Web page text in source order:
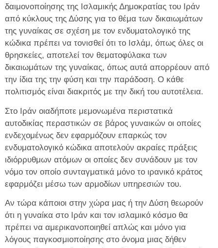
δαιμονοποίησης της Ισλαμικής Δημοκρατίας του Ιράν
από κύκλους της Δύσης για το θέμα των δικαιωμάτων
της γυναίκας σε σχέση με τον ενδυματολογικό της
κώδικα πρέπει να τονισθεί ότι το Ισλάμ, όπως όλες οι
θρησκείες, αποτελεί τον θεματοφύλακα των
δικαιωμάτων της γυναίκας, όπως αυτά απορρέουν από
την ίδια της την φύση και την παράδοση. Ο κάθε
πολιτισμός είναι διακριτός με την δική του αυτοτέλεια.
Στο Ιράν οιαδήποτε μεμονωμένα περιστατικά
αυτοδικίας περαστικών σε βάρος γυναικών οι οποίες
ενδεχομένως δεν εφαρμόζουν επαρκώς τον
ενδυματολογικό κώδικα αποτελούν ακραίες πράξεις
ιδιόρρυθμων ατόμων οι οποίες δεν συνάδουν με τον
νόμο τον οποίο συνταγματικά μόνο το ιρανικό κράτος
εφαρμόζει μέσω των αρμοδίων υπηρεσιών του.
Αν τώρα κάποιοι στην χώρα μας ή την Δύση θεωρούν
ότι η γυναίκα στο Ιράν και τον ισλαμικό κόσμο θα
πρέπει να αμερικανοποιηθεί απλώς και μόνο για
λόγους παγκοσμιοποίησης στο όνομα μιας δήθεν